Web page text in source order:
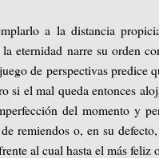
a la distancia
eternidad narre su orden
de perspectivas predice
si el mal queda entonces
del momento y
remiendos o, en su
al cual hasta el más